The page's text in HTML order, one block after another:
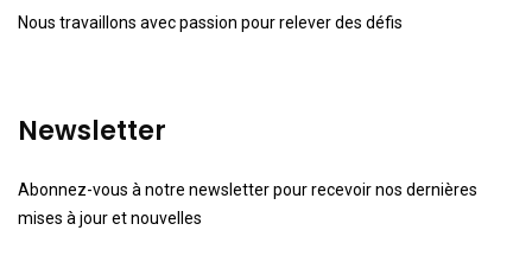
Nous travaillons avec passion pour relever des défis
Newsletter
Abonnez-vous à notre newsletter pour recevoir nos dernières
mises à jour et nouvelles